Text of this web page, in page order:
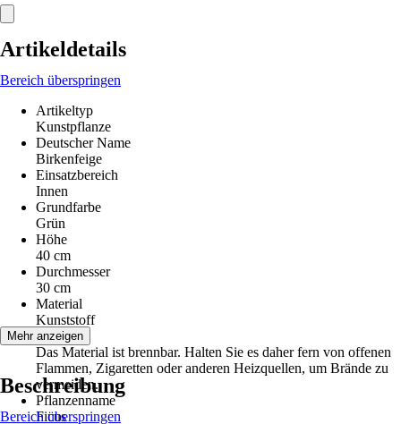
Artikeldetails
Bereich überspringen
Artikeltyp
Kunstpflanze
Deutscher Name
Birkenfeige
Einsatzbereich
Innen
Grundfarbe
Grün
Höhe
40 cm
Durchmesser
30 cm
Material
Kunststoff
Hinweis
Das Material ist brennbar. Halten Sie es daher fern von offenen
Flammen, Zigaretten oder anderen Heizquellen, um Brände zu
vermeiden.
Pflanzenname
Ficus
Mehr anzeigen
Beschreibung
Bereich überspringen